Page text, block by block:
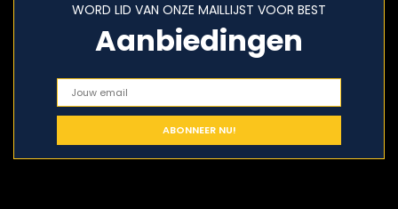
WORD LID VAN ONZE MAILLIJST VOOR BEST
Aanbiedingen